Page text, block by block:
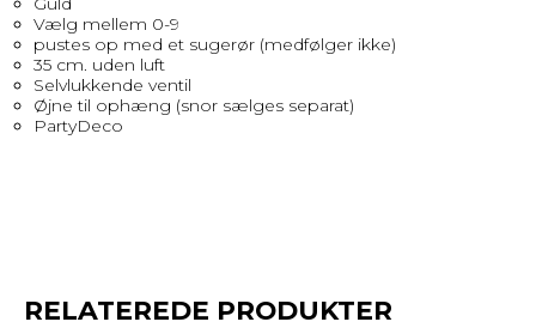
Vælg mellem 0-9
pustes op med et sugerør (medfølger ikke)
35 cm. uden luft
Selvlukkende ventil
Øjne til ophæng (snor sælges separat)
PartyDeco
RELATEREDE PRODUKTER